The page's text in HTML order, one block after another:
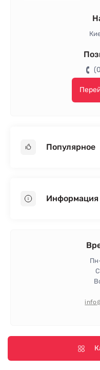
Популярное
Пенопласт
Информация
Политика